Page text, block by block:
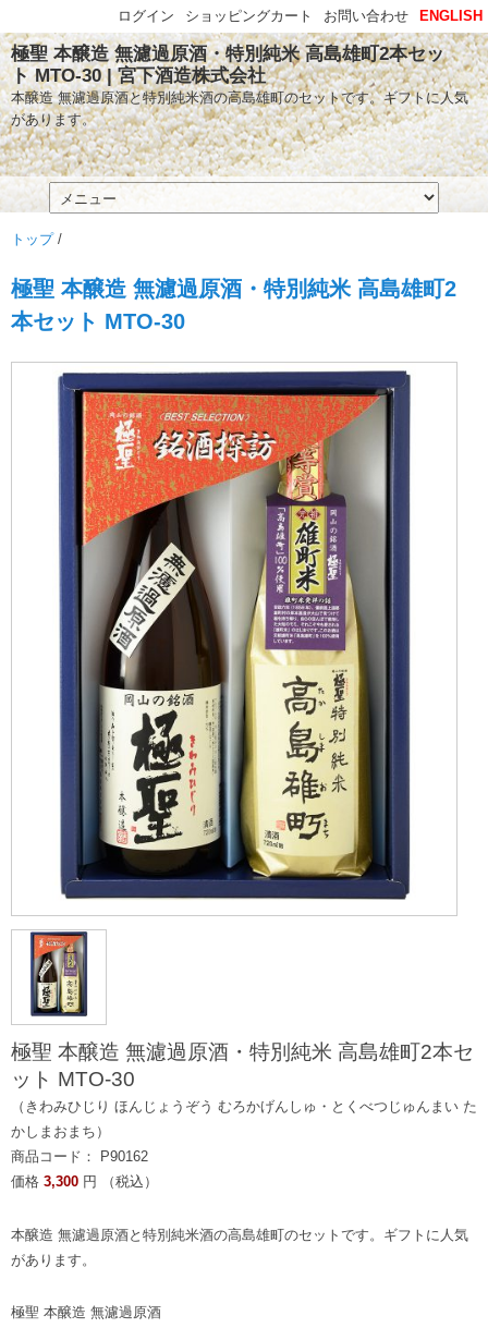
極聖 本醸造 無濾過原酒・特別純米 高島雄町2本セッ
ト MTO-30 | 宮下酒造株式会社
本醸造 無濾過原酒と特別純米酒の高島雄町のセットです。ギフトに人気
があります。
トップ/
極聖 本醸造 無濾過原酒・特別純米 高島雄町2
本セット MTO-30
極聖 本醸造 無濾過原酒・特別純米 高島雄町2本セ
ット MTO-30
（きわみひじり ほんじょうぞう むろかげんしゅ・とくべつじゅんまい た
かしまおまち）
商品コード： P90162
価格 3,300 円 （税込）
本醸造 無濾過原酒と特別純米酒の高島雄町のセットです。ギフトに人気
があります。
極聖 本醸造 無濾過原酒
ENGLISH
お問い合わせ
ショッピングカート
ログイン